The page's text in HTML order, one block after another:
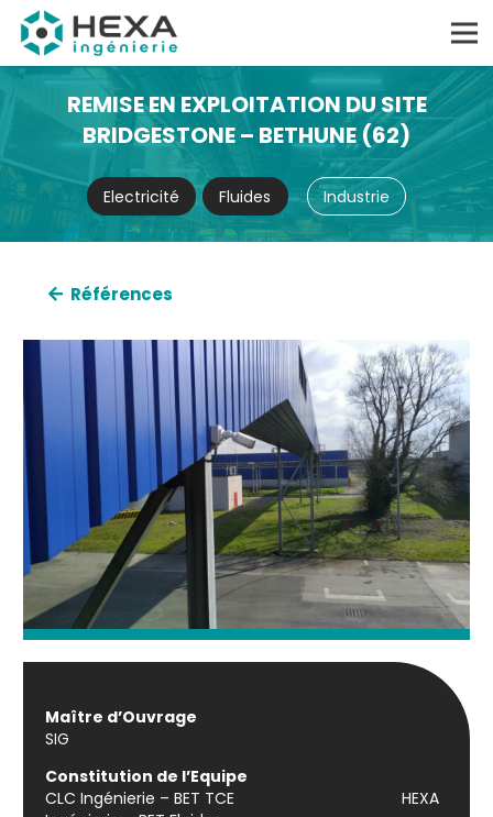
REMISE EN EXPLOITATION DU SITE
BRIDGESTONE – BETHUNE (62)
Electricité Fluides Industrie
Références
Maître d’Ouvrage
SIG
Constitution de l’Equipe
CLC Ingénierie – BET TCE HEXA